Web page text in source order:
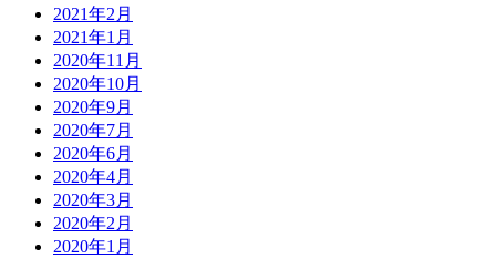
2021年2月
2021年1月
2020年11月
2020年10月
2020年9月
2020年7月
2020年6月
2020年4月
2020年3月
2020年2月
2020年1月